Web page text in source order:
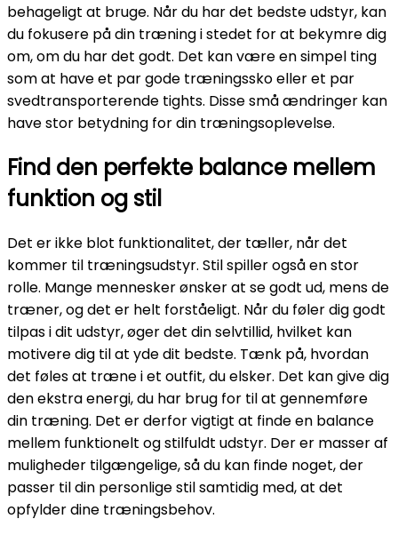
behageligt at bruge. Når du har det bedste udstyr, kan
du fokusere på din træning i stedet for at bekymre dig
om, om du har det godt. Det kan være en simpel ting
som at have et par gode træningssko eller et par
svedtransporterende tights. Disse små ændringer kan
have stor betydning for din træningsoplevelse.
Find den perfekte balance mellem
funktion og stil
Det er ikke blot funktionalitet, der tæller, når det
kommer til træningsudstyr. Stil spiller også en stor
rolle. Mange mennesker ønsker at se godt ud, mens de
træner, og det er helt forståeligt. Når du føler dig godt
tilpas i dit udstyr, øger det din selvtillid, hvilket kan
motivere dig til at yde dit bedste. Tænk på, hvordan
det føles at træne i et outfit, du elsker. Det kan give dig
den ekstra energi, du har brug for til at gennemføre
din træning. Det er derfor vigtigt at finde en balance
mellem funktionelt og stilfuldt udstyr. Der er masser af
muligheder tilgængelige, så du kan finde noget, der
passer til din personlige stil samtidig med, at det
opfylder dine træningsbehov.